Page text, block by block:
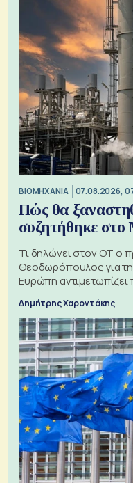
ΒΙΟΜΗΧΑΝΙΑ 07.08.2026,
Πώς θα
συζητήθηκε στο
Τι δηλώνει στον ΟΤ ο
Θεοδωρόπουλος για
Ευρώπη αντιμετωπίζει
Δημήτρης Χαροντάκης